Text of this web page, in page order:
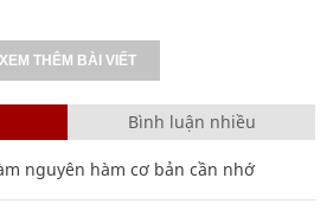
XEM THÊM BÀI VIẾT
Bình luận nhiều
nguyên hàm cơ bản cần nhớ